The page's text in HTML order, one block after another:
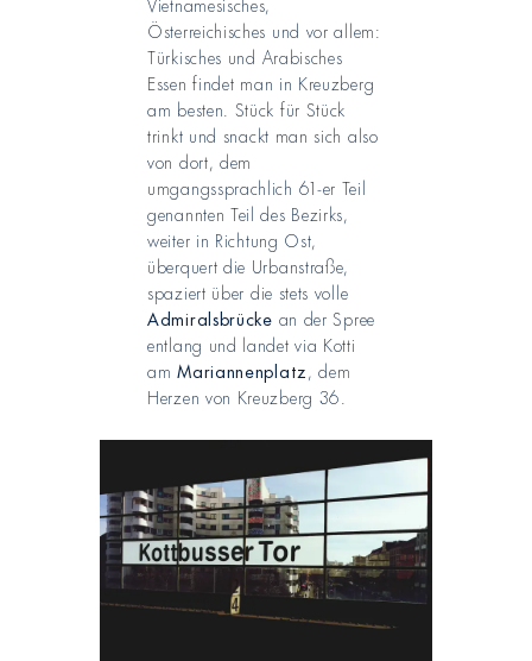
Österreichisches und vor allem:
Türkisches und Arabisches
Essen findet man in Kreuzberg
am besten. Stück für Stück
trinkt und snackt man sich also
von dort, dem
umgangssprachlich 61-er Teil
genannten Teil des Bezirks,
weiter in Richtung Ost,
überquert die Urbanstraße,
spaziert über die stets volle
Admiralsbrücke an der Spree
entlang und landet via Kotti
amMariannenplatz, dem
Herzen von Kreuzberg 36.